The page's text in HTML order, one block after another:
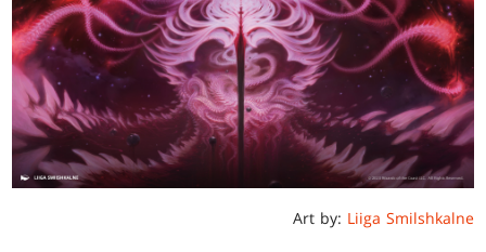
Art by: Liiga Smilshkalne